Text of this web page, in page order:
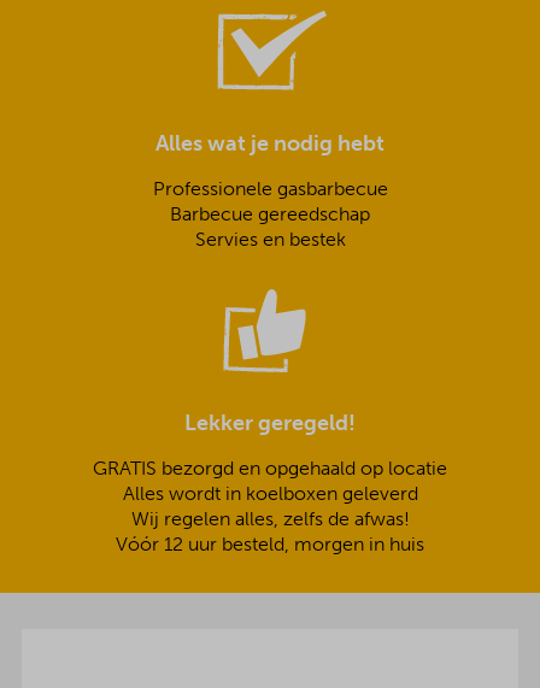
Alles wat je nodig hebt
Professionele gasbarbecue
Barbecue gereedschap
Servies en bestek
Lekker geregeld!
GRATIS bezorgd en opgehaald op locatie
Alles wordt in koelboxen geleverd
Wij regelen alles, zelfs de afwas!
Vóór 12 uur besteld, morgen in huis